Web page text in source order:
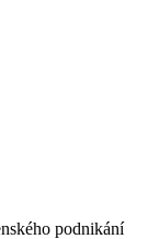
podnikání